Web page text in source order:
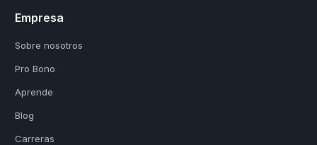
Empresa
Sobre nosotros
Pro Bono
Aprende
Blog
Carreras